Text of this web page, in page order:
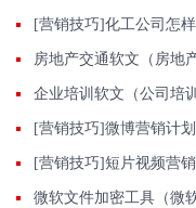
房地产交通软文（房地
企业培训软文（公司培
[营销技巧]微博营销计
[营销技巧]短片视频营
微软文件加密工具（微